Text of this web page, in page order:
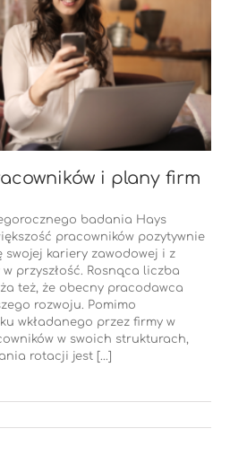
i plany firm
badania Hays
pracowników pozytywnie
swojej kariery zawodowej i z
przyszłość. Rosnąca liczba
też, że obecny pracodawca
rozwoju. Pomimo
wkładanego przez firmy w
w swoich strukturach,
rotacji jest [...]